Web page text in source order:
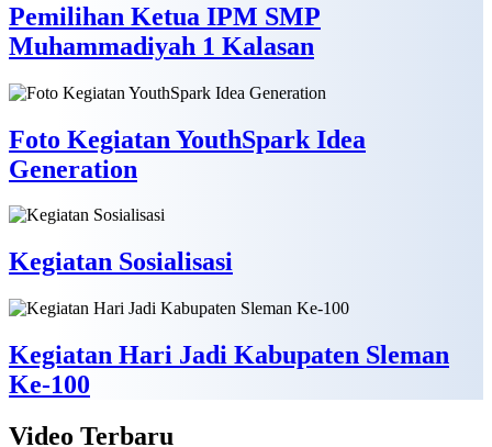
Pemilihan Ketua IPM SMP
Muhammadiyah 1 Kalasan
Foto Kegiatan YouthSpark Idea
Generation
Kegiatan Sosialisasi
Kegiatan Hari Jadi Kabupaten Sleman
Ke-100
Video Terbaru